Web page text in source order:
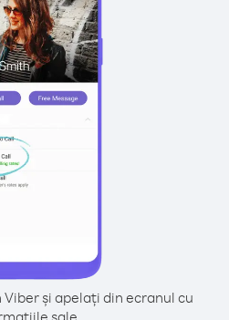
și apelați din ecranul cu
sale